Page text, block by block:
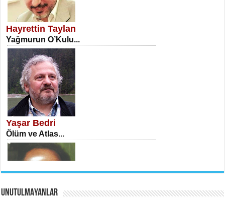
NECLA DİLEK ARSLAN
Öğretmenler Günü Mahkemesi...
İSA KARATEPE
Ekranlar Arasında Kaybolan İnsan...
AHMET URFALI
Hayrettin Taylan
Yağmurun O’Kulu...
Yaşar Bedri
Ölüm ve Atlas...
UNUTULMAYANLAR